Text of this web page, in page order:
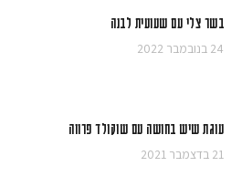
בשר צלי עם שעועית לבנה
24 בנובמבר 2022
עוגת שיש בחושה עם שוקולד פרווה
21 בדצמבר 2021